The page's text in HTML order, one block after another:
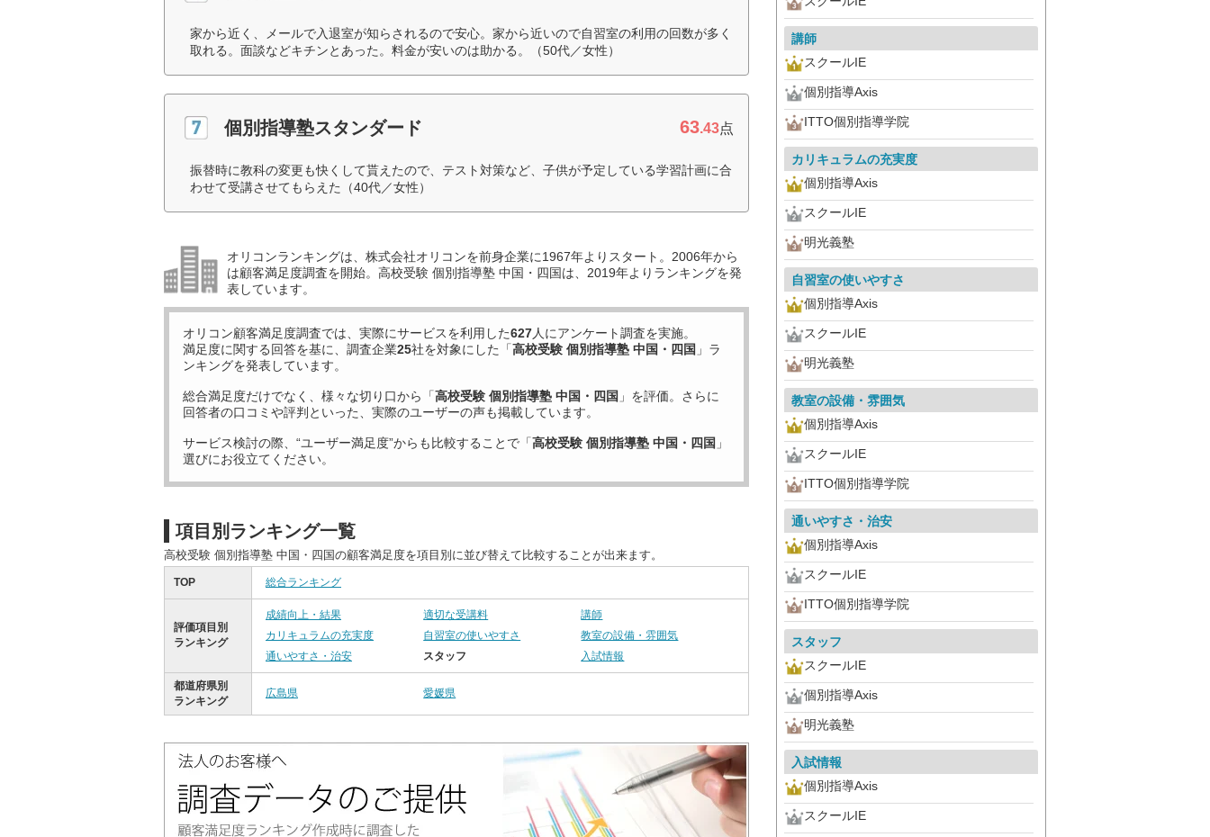
家から近く、メールで入退室が知らされるので安心。家から近いので自習室の利用の回数が多く
取れる。面談などキチンとあった。料金が安いのは助かる。（50代／女性）
個別指導塾スタンダード 63.43点
振替時に教科の変更も快くして貰えたので、テスト対策など、子供が予定している学習計画に合
わせて受講させてもらえた（40代／女性）
オリコンランキングは、株式会社オリコンを前身企業に1967年よりスタート。2006年から
は顧客満足度調査を開始。高校受験 個別指導塾 中国・四国は、2019年よりランキングを発
表しています。
オリコン顧客満足度調査では、実際にサービスを利用した627人にアンケート調査を実施。
満足度に関する回答を基に、調査企業25社を対象にした「高校受験 個別指導塾 中国・四国 」ラ
ンキングを発表しています。
総合満足度だけでなく、様々な切り口から「高校受験 個別指導塾 中国・四国 」を評価。さらに
回答者の口コミや評判といった、実際のユーザーの声も掲載しています。
サービス検討の際、“ユーザー満足度”からも比較することで「高校受験 個別指導塾 中国・四国 」
選びにお役立てください。
項目別ランキング一覧
高校受験 個別指導塾 中国・四国の顧客満足度を項目別に並び替えて比較することが出来ます。
TOP 総合ランキング
評価項目別
ランキング
成績向上・結果 適切な受講料
講師
カリキュラムの充実度
自習室の使いやすさ
教室の設備・雰囲気
通いやすさ・治安
スタッフ 入試情報
都道府県別
ランキング
広島県 愛媛県
講師
スクールIE
個別指導Axis
ITTO個別指導学院
カリキュラムの充実度
個別指導Axis
スクールIE
明光義塾
自習室の使いやすさ
個別指導Axis
スクールIE
明光義塾
教室の設備・雰囲気
個別指導Axis
スクールIE
ITTO個別指導学院
通いやすさ・治安
個別指導Axis
スクールIE
ITTO個別指導学院
スタッフ
スクールIE
個別指導Axis
明光義塾
入試情報
個別指導Axis
スクールIE